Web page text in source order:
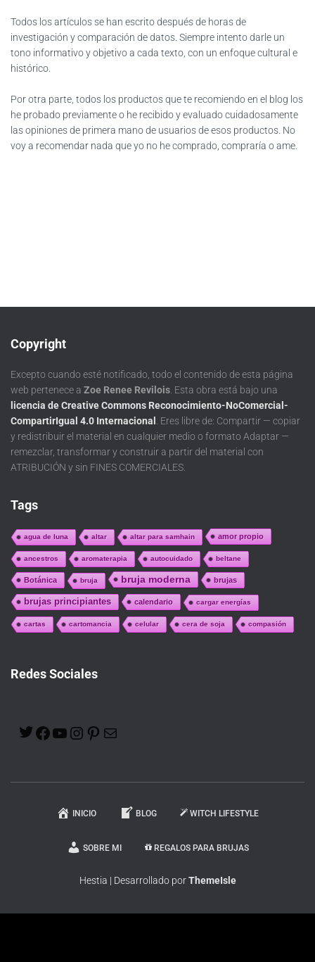
Todos los artículos se han escrito después de horas de
investigación y comparación de datos. Siempre intento darle un
tono informativo y objetivo a cada texto, con un enfoque cultural e
histórico.
Por otra parte, todos los productos que te recomiendo en el blog los
he probado previamente o he recibido y evaluado cuidadosamente
las opiniones de primera mano de usuarios de esos productos. No
voy a recomendar nada que yo no he comprado, compraría o ame.
Copyright
Excepto cuando esté notificado, todo el contenido de esta página
web pertenece a Zoe Renee Revilois . Esta obra está bajo una
licencia de Creative Commons Reconocimiento-NoComercial-
CompartirIgual 4.0 Internacional
. Eres libre de: Compartir — copiar
y redistribuir el material en cualquier medio o formato Adaptar —
remezclar, transformar y construir a partir del material con
ATRIBUCIÓN y sin FINES COMERCIALES.
Tags
agua de luna altar altar para samhain amor propio
ancestros aromaterapia autocuidado beltane
Botánica bruja bruja moderna brujas
brujas principiantes calendario cargar energías
cartas cartomancia celular cera de soja compasión
Redes Sociales
INICIO BLOG WITCH LIFESTYLE
SOBRE MI REGALOS PARA BRUJAS
Hestia | Desarrollado porThemeIsle